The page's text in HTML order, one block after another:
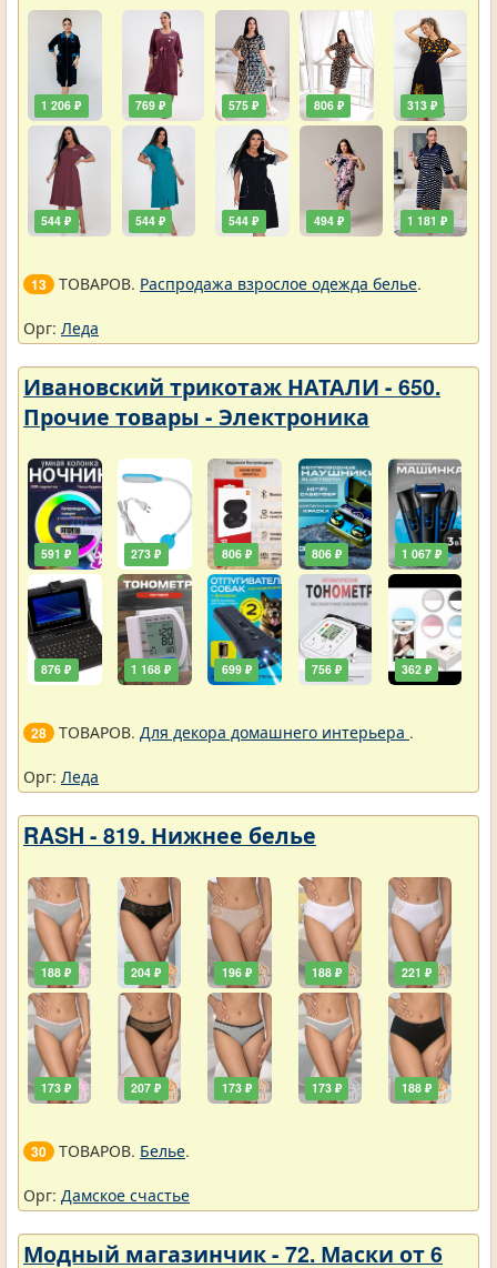
1 206 ₽
544 ₽
769 ₽
544 ₽
575 ₽
544 ₽
806 ₽
494 ₽
313 ₽
1 181 ₽
13 ТОВАРОВ. Распродажа взрослое одежда белье.
Орг: Леда
Ивановский трикотаж НАТАЛИ - 650.
Прочие товары - Электроника
591 ₽
876 ₽
273 ₽
1 168 ₽
806 ₽
699 ₽
806 ₽
756 ₽
1 067 ₽
362 ₽
28 ТОВАРОВ. Для декора домашнего интерьера .
Орг: Леда
RASH - 819. Нижнее белье
188 ₽
173 ₽
204 ₽
207 ₽
196 ₽
173 ₽
188 ₽
173 ₽
221 ₽
188 ₽
30 ТОВАРОВ. Белье.
Орг: Дамское счастье
Модный магазинчик - 72. Маски от 6